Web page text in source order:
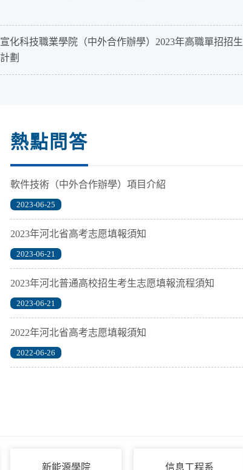
宣化科技職業學院（中外合作辦學）2023年高職單招招生
計劃
熱點問答
軟件技術（中外合作辦學）項目介紹
2023-06-25
2023年河北省高考志愿填報須知
2023-06-21
2023年河北普通高校招生考生志愿填報流程須知
2023-06-21
2022年河北省高考志愿填報須知
2022-06-26
新能源學院 信息工程系